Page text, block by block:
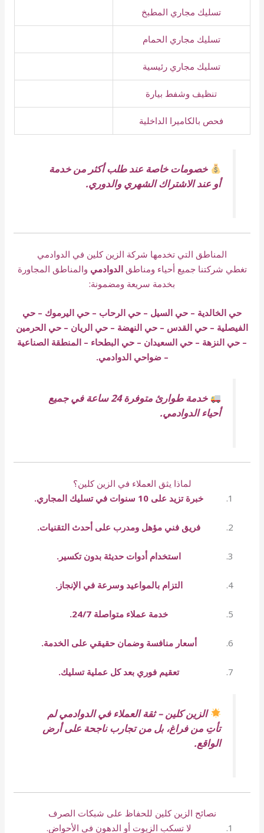
تسليك مجاري المطبخ
تسليك مجاري الحمام
تسليك مجاري رئيسية
تنظيف وشفط بيارة
فحص بالكاميرا الداخلية
خصومات خاصة عند طلب أكثر من خدمة
أو عند الاشتراك الشهري والدوري.
المناطق التي تخدمها شركة الزين كلين في الدوادمي
تغطي شركتنا جميع أحياء ومناطقالدوادمي والمناطق المجاورة
بخدمة سريعة ومضمونة:
حي الخالدية – حي السيل – حي الرحاب – حي اليرموك – حي
الفيصلية – حي القدس – حي النهضة – حي الريان – حي الحرمين
– حي النزهة – حي السعيدان – حي البطحاء – المنطقة الصناعية
– ضواحي الدوادمي.
خدمة طوارئ متوفرة 24 ساعة في جميع
أحياء الدوادمي.
لماذا يثق العملاء في الزين كلين؟
خبرة تزيد على 10 سنوات في تسليك المجاري.
فريق فني مؤهل ومدرب على أحدث التقنيات.
استخدام أدوات حديثة بدون تكسير.
التزام بالمواعيد وسرعة في الإنجاز.
خدمة عملاء متواصلة 24/7.
أسعار منافسة وضمان حقيقي على الخدمة.
تعقيم فوري بعد كل عملية تسليك.
الزين كلين – ثقة العملاء في الدوادمي لم
تأتِ من فراغ، بل من تجارب ناجحة على أرض
الواقع.
نصائح الزين كلين للحفاظ على شبكات الصرف
لا تسكب الزيوت أو الدهون في الأحواض.